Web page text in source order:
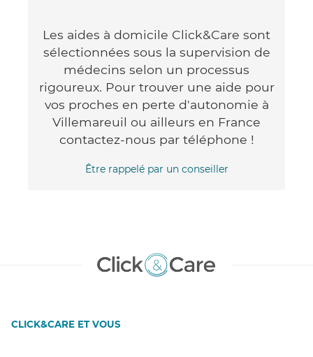
Les aides à domicile Click&Care sont
sélectionnées sous la supervision de
médecins selon un processus
rigoureux. Pour trouver une aide pour
vos proches en perte d'autonomie à
Villemareuil ou ailleurs en France
contactez-nous par téléphone !
Être rappelé par un conseiller
CLICK&CARE ET VOUS